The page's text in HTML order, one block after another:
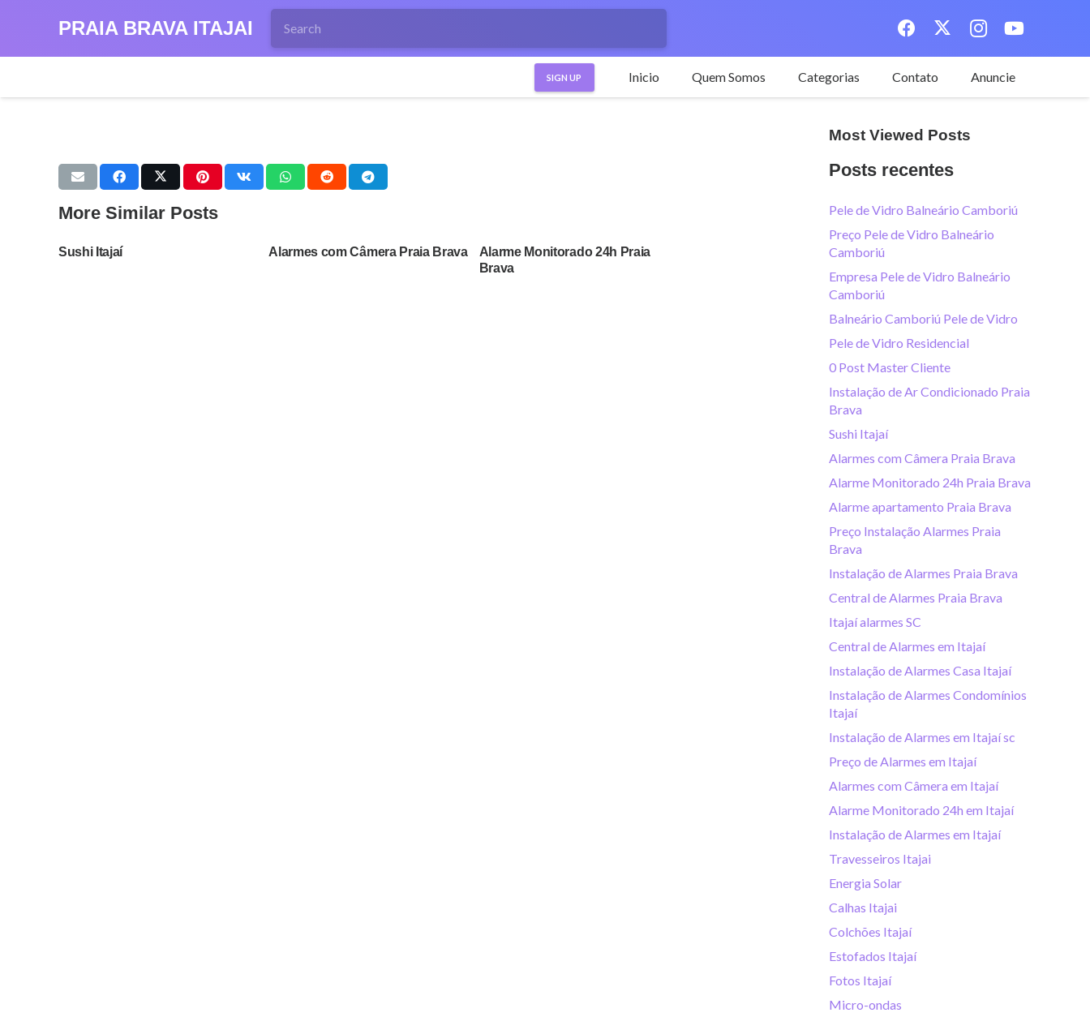
PRAIA BRAVA ITAJAI
SIGN UP Inicio Quem Somos Categorias Contato Anuncie
More Similar Posts
Sushi Itajaí Alarmes com Câmera Praia Brava
Alarme Monitorado 24h Praia
Brava
Most Viewed Posts
Posts recentes
Pele de Vidro Balneário Camboriú
Preço Pele de Vidro Balneário
Camboriú
Empresa Pele de Vidro Balneário
Camboriú
Balneário Camboriú Pele de Vidro
Pele de Vidro Residencial
0 Post Master Cliente
Instalação de Ar Condicionado Praia
Brava
Sushi Itajaí
Alarmes com Câmera Praia Brava
Alarme Monitorado 24h Praia Brava
Alarme apartamento Praia Brava
Preço Instalação Alarmes Praia
Brava
Instalação de Alarmes Praia Brava
Central de Alarmes Praia Brava
Itajaí alarmes SC
Central de Alarmes em Itajaí
Instalação de Alarmes Casa Itajaí
Instalação de Alarmes Condomínios
Itajaí
Instalação de Alarmes em Itajaí sc
Preço de Alarmes em Itajaí
Alarmes com Câmera em Itajaí
Alarme Monitorado 24h em Itajaí
Instalação de Alarmes em Itajaí
Travesseiros Itajai
Energia Solar
Calhas Itajai
Colchões Itajaí
Estofados Itajaí
Fotos Itajaí
Micro-ondas